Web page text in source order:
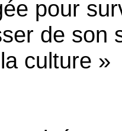
pour
de son
culture »